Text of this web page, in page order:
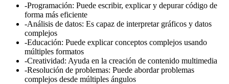
-Programación: Puede escribir, explicar y depurar código de
forma más eficiente
-Análisis de datos: Es capaz de interpretar gráficos y datos
complejos
-Educación: Puede explicar conceptos complejos usando
múltiples formatos
-Creatividad: Ayuda en la creación de contenido multimedia
-Resolución de problemas: Puede abordar problemas
complejos desde múltiples ángulos